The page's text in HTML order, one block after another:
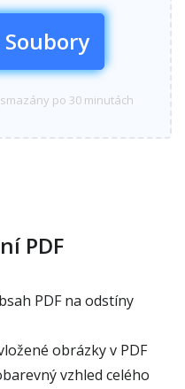
po 30 minutách
PDF
PDF na odstíny
obrázky v PDF
vzhled celého